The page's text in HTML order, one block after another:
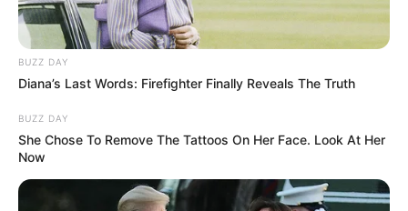
BUZZ DAY
Diana’s Last Words: Firefighter Finally Reveals The Truth
BUZZ DAY
She Chose To Remove The Tattoos On Her Face. Look At Her
Now